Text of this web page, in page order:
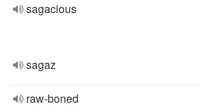
sagacious
sagaz
raw-boned